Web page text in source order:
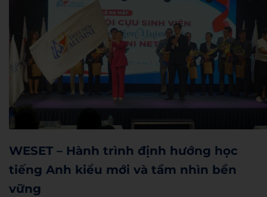
WESET – Hành trình định hướng học
tiếng Anh kiểu mới và tầm nhìn bền
vững